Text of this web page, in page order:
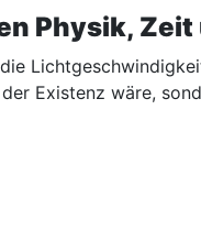
Physik, Zeit
Existenz wäre,